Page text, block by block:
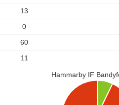
13
0
60
11
Hammarby IF